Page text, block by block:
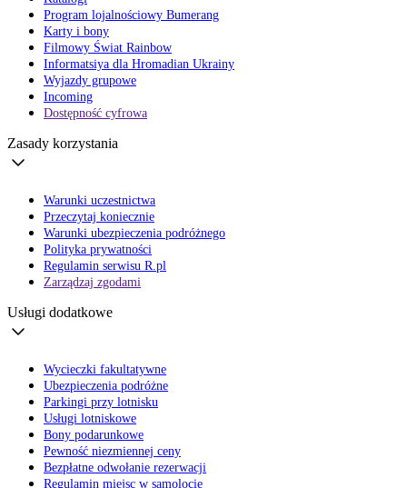
Program lojalnościowy Bumerang
Karty i bony
Filmowy Świat Rainbow
Informatsiya dla Hromadian Ukrainy
Wyjazdy grupowe
Incoming
Dostępność cyfrowa
Zasady korzystania
Warunki uczestnictwa
Przeczytaj koniecznie
Warunki ubezpieczenia podróżnego
Polityka prywatności
Regulamin serwisu R.pl
Zarządzaj zgodami
Usługi dodatkowe
Wycieczki fakultatywne
Ubezpieczenia podróżne
Parkingi przy lotnisku
Usługi lotniskowe
Bony podarunkowe
Pewność niezmiennej ceny
Bezpłatne odwołanie rezerwacji
Regulamin miejsc w samolocie